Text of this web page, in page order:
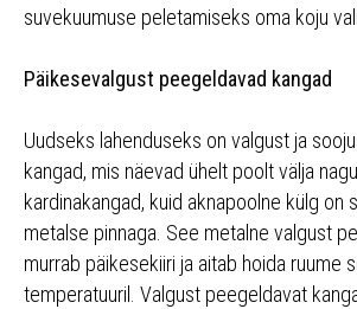
suvekuumuse peletamiseks oma koju
Päikesevalgust peegeldavad kangad
Uudseks lahenduseks on valgust ja
kangad, mis näevad ühelt poolt välja
kardinakangad, kuid aknapoolne külg on
metalse pinnaga. See metalne valgust
murrab päikesekiiri ja aitab hoida ruume
temperatuuril. Valgust peegeldavat